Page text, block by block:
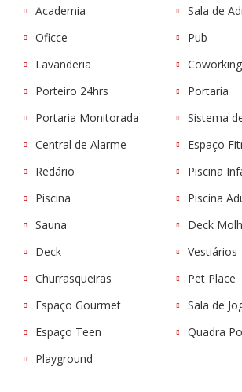
Academia
Sala de
Oficce
Pub
Lavanderia
Coworking
Porteiro 24hrs
Portaria
Portaria Monitorada
Sistema
Central de Alarme
Espaço
Redário
Piscina
Piscina
Piscina
Sauna
Deck
Deck
Vestiários
Churrasqueiras
Pet Place
Espaço Gourmet
Sala de
Espaço Teen
Quadra
Playground